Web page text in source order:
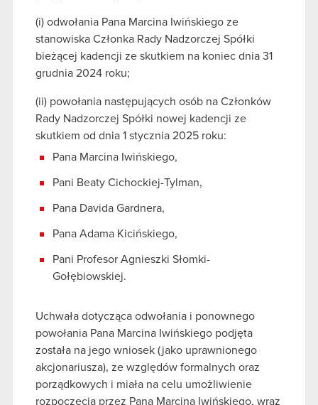
(i) odwołania Pana Marcina Iwińskiego ze
stanowiska Członka Rady Nadzorczej Spółki
bieżącej kadencji ze skutkiem na koniec dnia 31
grudnia 2024 roku;
(ii) powołania następujących osób na Członków
Rady Nadzorczej Spółki nowej kadencji ze
skutkiem od dnia 1 stycznia 2025 roku:
Pana Marcina Iwińskiego,
Pani Beaty Cichockiej-Tylman,
Pana Davida Gardnera,
Pana Adama Kicińskiego,
Pani Profesor Agnieszki Słomki-
Gołębiowskiej.
Uchwała dotycząca odwołania i ponownego
powołania Pana Marcina Iwińskiego podjęta
została na jego wniosek (jako uprawnionego
akcjonariusza), ze względów formalnych oraz
porządkowych i miała na celu umożliwienie
rozpoczęcia przez Pana Marcina Iwińskiego, wraz